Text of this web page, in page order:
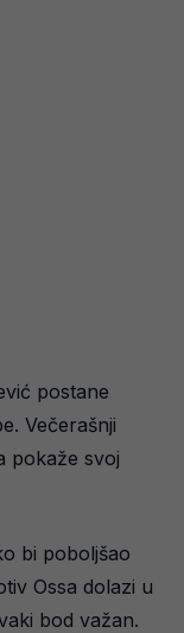
postane
Večerašnji
pokaže svoj
bi poboljšao
Ossa dolazi u
bod važan.